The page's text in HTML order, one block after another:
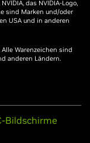
das NVIDIA-Logo,
sind Marken und/oder
USA und in anderen
Warenzeichen sind
anderen Ländern.
Bildschirme